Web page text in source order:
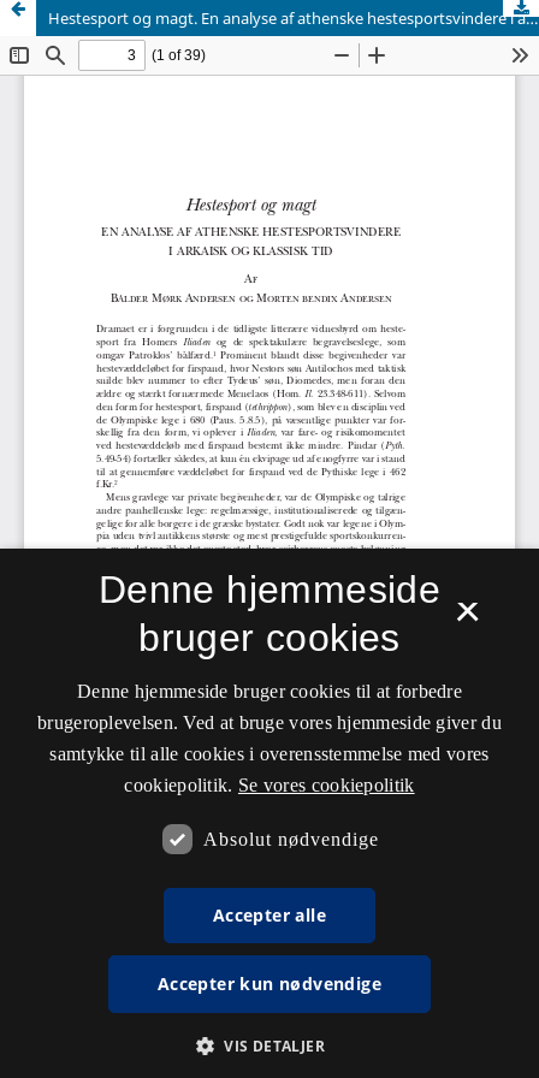
Hestesport og magt. En analyse af athenske hestesportsvindere i arkaisk og klassisk tid
×
Denne hjemmeside
bruger cookies
Denne hjemmeside bruger cookies til at forbedre
brugeroplevelsen. Ved at bruge vores hjemmeside giver du
samtykke til alle cookies i overensstemmelse med vores
cookiepolitik. Se vores cookiepolitik
Absolut nødvendige
Accepter alle
Accepter kun nødvendige
VIS DETALJER